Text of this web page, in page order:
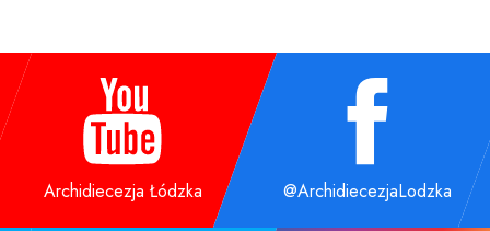
Archidiecezja Łódzka @ArchidiecezjaLodzka